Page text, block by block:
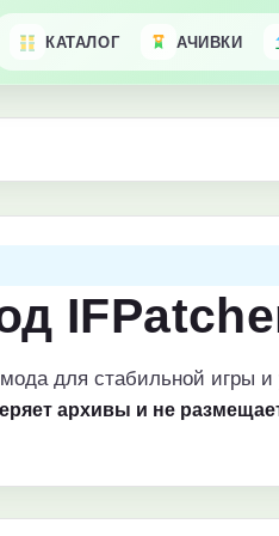
КАТАЛОГ АЧИВКИ
для стабильной игры и
архивы и не